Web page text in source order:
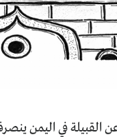
القبيلة في اليمن